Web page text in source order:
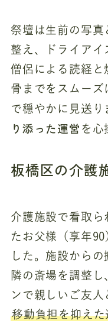
祭壇は生前の写真
整え、ドライアイ
僧侶による読経と
骨までをスムーズ
で穏やかに見送り
り添った運営 を心
板橋区の介護
介護施設で看取ら
たお父様（享年
した。施設から
隣の斎場を調整
ンで親しいご友人
移動負担を抑えた